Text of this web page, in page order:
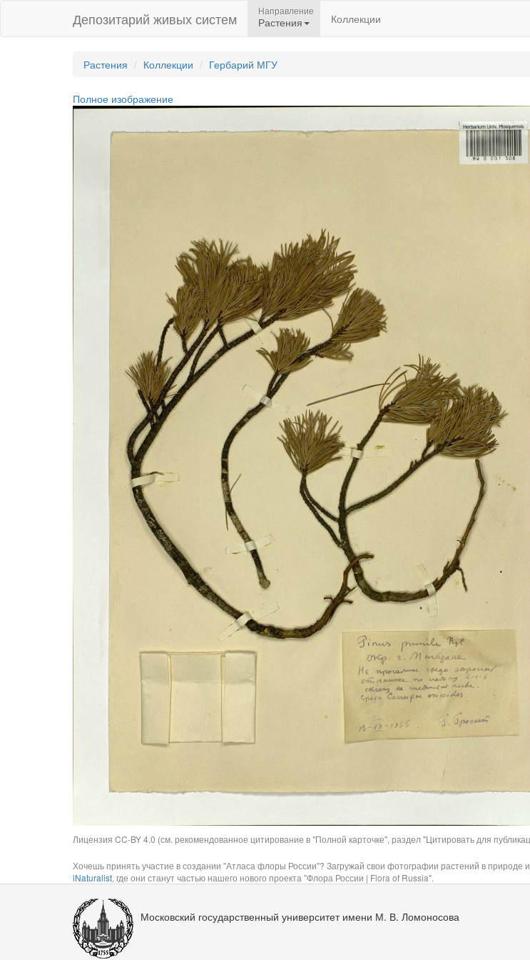
Депозитарий живых систем Направление
Растения Коллекции
Растения Коллекции Гербарий МГУ
Полное изображение
Лицензия CC-BY 4.0 (см. рекомендованное цитирование в "Полной карточке", раздел "Цитировать для
Хочешь принять участие в создании "Атласа флоры России"? Загружай свои фотографии растений в природе
iNaturalist, где они станут частью нашего нового проекта "Флора России | Flora of Russia".
Московский государственный университет имени М. В. Ломоносова